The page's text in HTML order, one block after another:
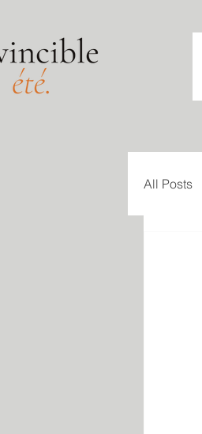
All Posts